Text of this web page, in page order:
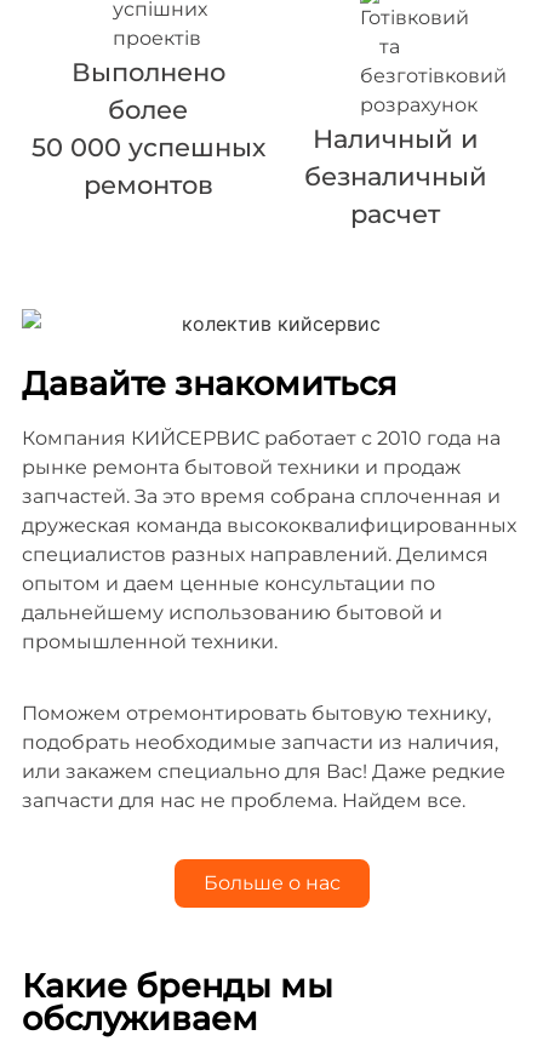
Выполнено
более
50 000 успешных
ремонтов
Наличный и
безналичный
расчет
Давайте знакомиться
Компания КИЙСЕРВИС работает с 2010 года на
рынке ремонта бытовой техники и продаж
запчастей. За это время собрана сплоченная и
дружеская команда высококвалифицированных
специалистов разных направлений. Делимся
опытом и даем ценные консультации по
дальнейшему использованию бытовой и
промышленной техники.
Поможем отремонтировать бытовую технику,
подобрать необходимые запчасти из наличия,
или закажем специально для Вас! Даже редкие
запчасти для нас не проблема. Найдем все.
Больше о нас
Какие бренды мы
обслуживаем